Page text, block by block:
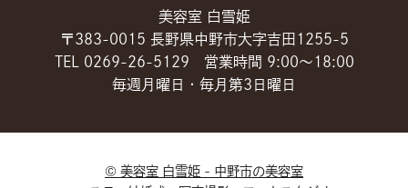
美容室 白雪姫
〒383-0015 長野県中野市大字吉田1255-5
TEL 0269-26-5129 営業時間 9:00～18:00
毎週月曜日・毎月第3日曜日
© 美容室 白雪姫 - 中野市の美容室